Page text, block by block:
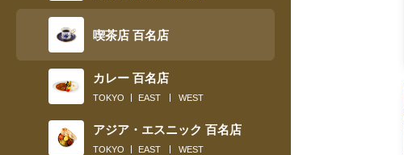
喫茶店 百名店
カレー 百名店
TOKYO EAST WEST
アジア・エスニック 百名店
TOKYO EAST WEST